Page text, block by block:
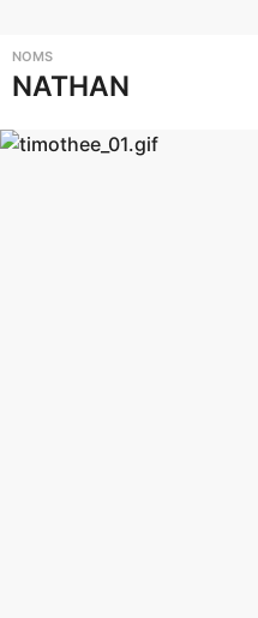
NOMS
NATHAN